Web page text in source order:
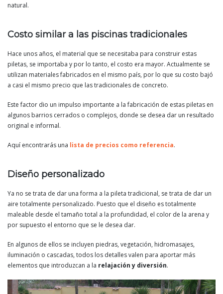
natural.
Costo similar a las piscinas tradicionales
Hace unos años, el material que se necesitaba para construir estas
piletas, se importaba y por lo tanto, el costo era mayor. Actualmente se
utilizan materiales fabricados en el mismo país, por lo que su costo bajó
a casi el mismo precio que las tradicionales de concreto.
Este factor dio un impulso importante a la fabricación de estas piletas en
algunos barrios cerrados o complejos, donde se desea dar un resultado
original e informal.
Aquí encontrarás una lista de precios como referencia.
Diseño personalizado
Ya no se trata de dar una forma a la pileta tradicional, se trata de dar un
aire totalmente personalizado. Puesto que el diseño es totalmente
maleable desde el tamaño total a la profundidad, el color de la arena y
por supuesto el entorno que se le desea dar.
En algunos de ellos se incluyen piedras, vegetación, hidromasajes,
iluminación o cascadas, todos los detalles valen para aportar más
elementos que introduzcan a la relajación y diversión.